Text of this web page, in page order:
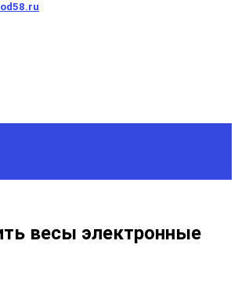
весы электронные